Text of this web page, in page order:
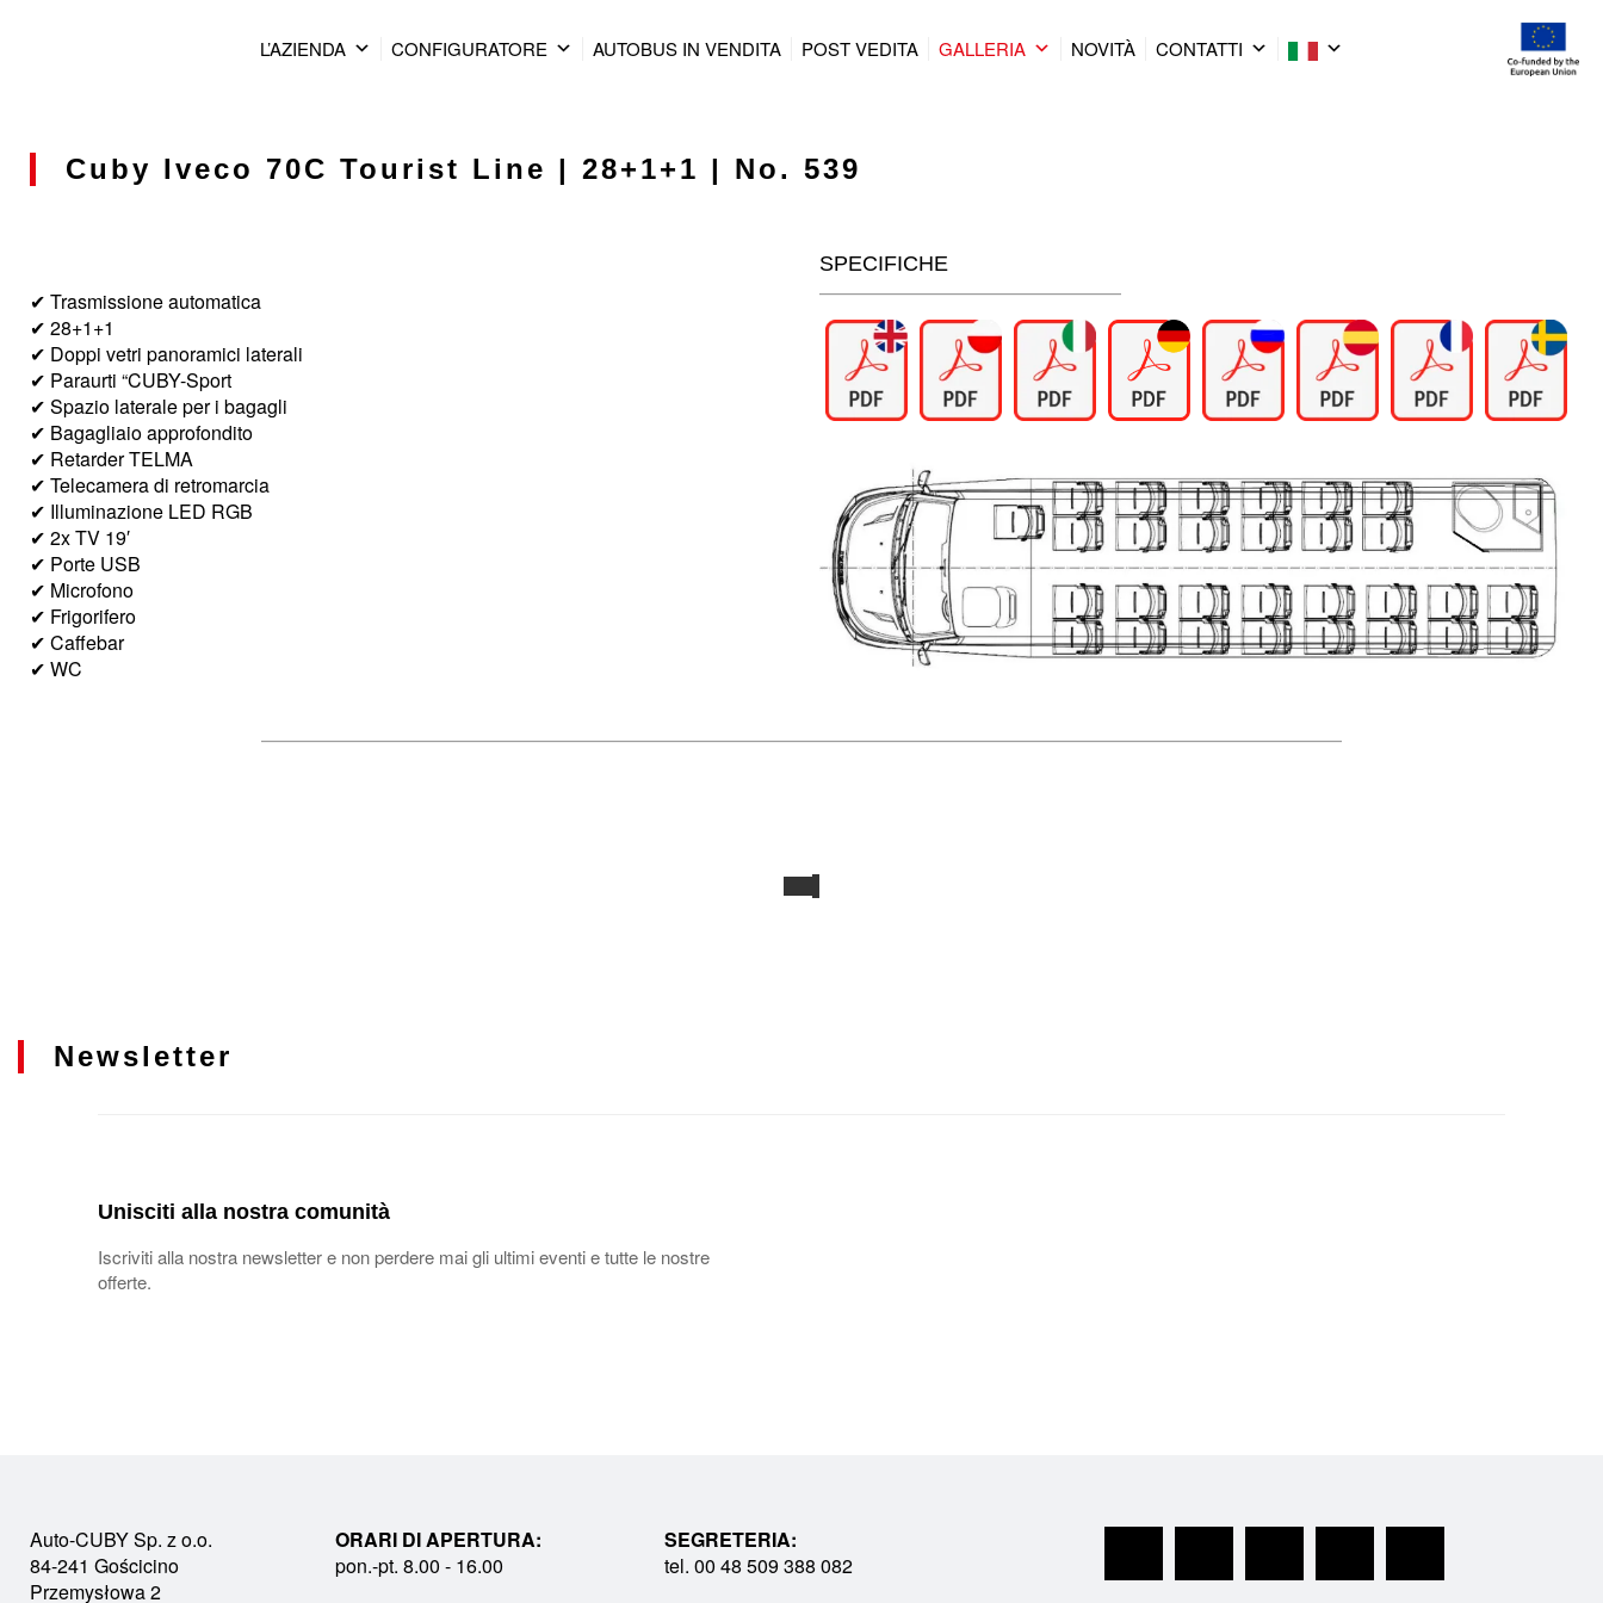
L’AZIENDA CONFIGURATORE AUTOBUS IN VENDITA POST VEDITA GALLERIA NOVITÀ CONTATTI
Cuby Iveco 70C Tourist Line | 28+1+1 | No. 539
✔ Trasmissione automatica
✔ 28+1+1
✔ Doppi vetri panoramici laterali
✔ Paraurti “CUBY-Sport
✔ Spazio laterale per i bagagli
✔ Bagagliaio approfondito
✔ Retarder TELMA
✔ Telecamera di retromarcia
✔ Illuminazione LED RGB
✔ 2x TV 19′
✔ Porte USB
✔ Microfono
✔ Frigorifero
✔ Caffebar
✔ WC
SPECIFICHE
Newsletter
Unisciti alla nostra comunità
Iscriviti alla nostra newsletter e non perdere mai gli ultimi eventi e tutte le nostre
offerte.
Auto-CUBY Sp. z o.o.
84-241 Gościcino
Przemysłowa 2
ORARI DI APERTURA:
pon.-pt. 8.00 - 16.00
SEGRETERIA:
tel. 00 48 509 388 082